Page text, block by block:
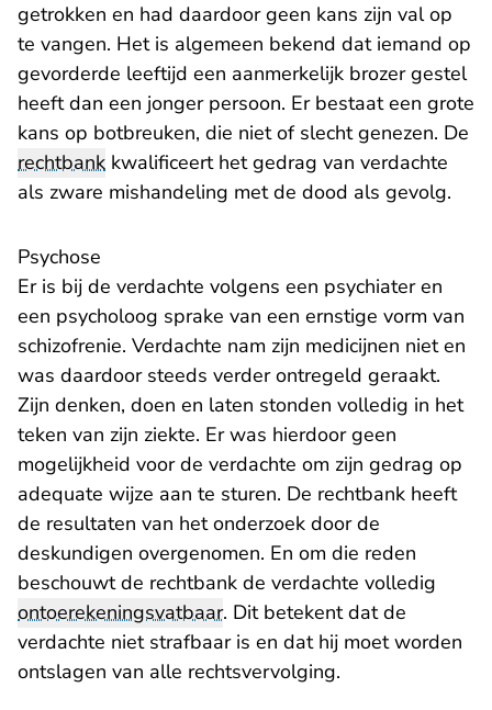
getrokken en had daardoor geen kans zijn val op
te vangen. Het is algemeen bekend dat iemand op
gevorderde leeftijd een aanmerkelijk brozer gestel
heeft dan een jonger persoon. Er bestaat een grote
kans op botbreuken, die niet of slecht genezen. De
rechtbank kwalificeert het gedrag van verdachte
als zware mishandeling met de dood als gevolg.
Psychose
Er is bij de verdachte volgens een psychiater en
een psycholoog sprake van een ernstige vorm van
schizofrenie. Verdachte nam zijn medicijnen niet en
was daardoor steeds verder ontregeld geraakt.
Zijn denken, doen en laten stonden volledig in het
teken van zijn ziekte. Er was hierdoor geen
mogelijkheid voor de verdachte om zijn gedrag op
adequate wijze aan te sturen. De rechtbank heeft
de resultaten van het onderzoek door de
deskundigen overgenomen. En om die reden
beschouwt de rechtbank de verdachte volledig
ontoerekeningsvatbaar. Dit betekent dat de
verdachte niet strafbaar is en dat hij moet worden
ontslagen van alle rechtsvervolging.